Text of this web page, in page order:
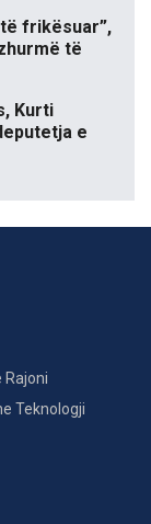
frikësuar”,
të
Kurti
e
Rajoni
Teknologji